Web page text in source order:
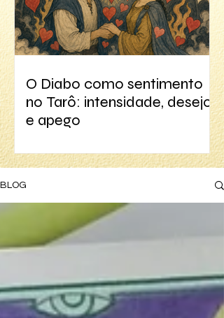
O Diabo como sentimento
no Tarô: intensidade, desejo
e apego
BLOG